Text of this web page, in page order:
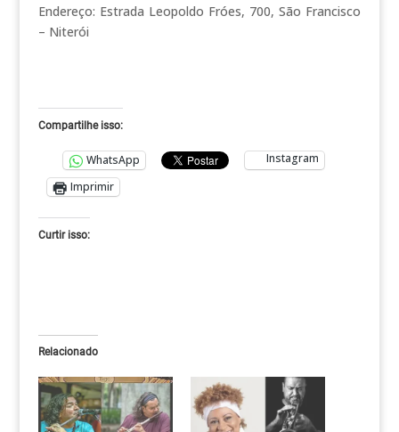
Endereço: Estrada Leopoldo Fróes, 700, São Francisco
– Niterói
Compartilhe isso:
WhatsApp
Instagram
Imprimir
Curtir isso:
Relacionado